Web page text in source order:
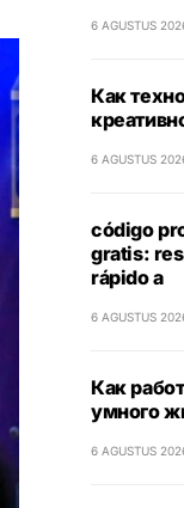
6 AGUSTUS
Как
6 AGUSTUS
código
gratis:
rápido a
6 AGUSTUS
Как
умного
6 AGUSTUS